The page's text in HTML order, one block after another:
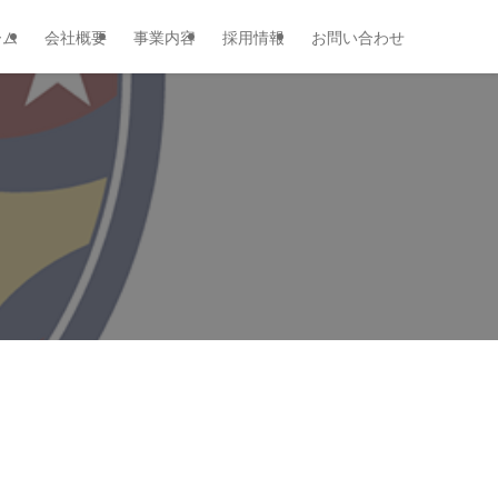
会社概要 事業内容 採用情報 お問い合わせ